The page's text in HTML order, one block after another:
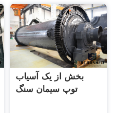
بخش از یک آسیاب
توپ سیمان سنگ